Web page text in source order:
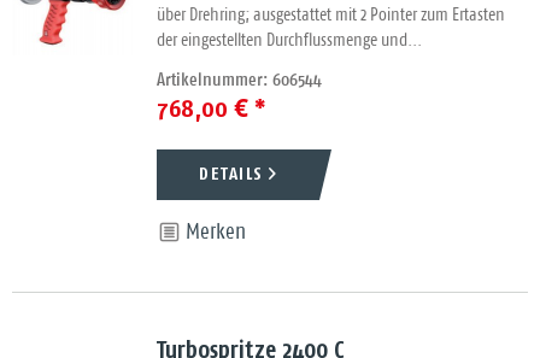
über Drehring; ausgestattet mit 2 Pointer zum Ertasten
der eingestellten Durchflussmenge und...
Artikelnummer: 606544
768,00 € *
DETAILS
Merken
Turbospritze 2400 C